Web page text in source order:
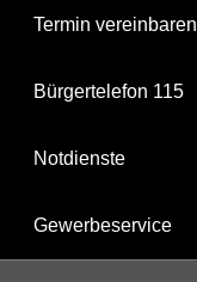
Termin vereinbaren
Bürgertelefon 115
Notdienste
Gewerbeservice